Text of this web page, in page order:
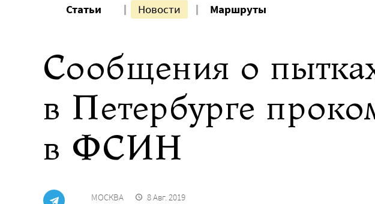
Статьи Новости Маршруты
Сообщения о
в Петербурге
в ФСИН
МОСКВА 8 Авг. 2019